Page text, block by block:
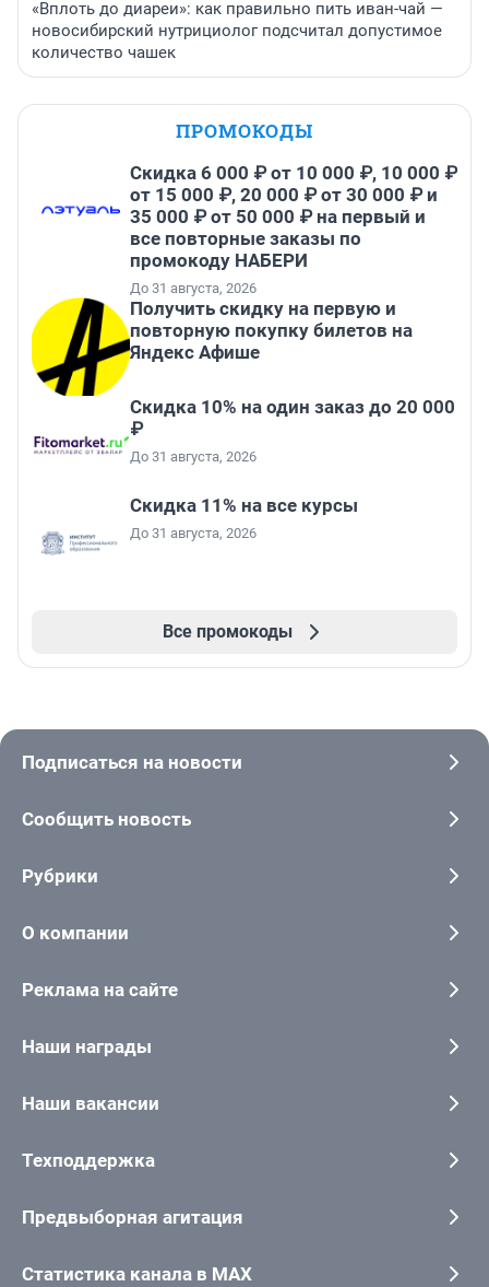
«Вплоть до диареи»: как правильно пить иван-чай —
новосибирский нутрициолог подсчитал допустимое
количество чашек
ПРОМОКОДЫ
Скидка 6 000 ₽ от 10 000 ₽, 10 000 ₽
от 15 000 ₽, 20 000 ₽ от 30 000 ₽ и
35 000 ₽ от 50 000 ₽ на первый и
все повторные заказы по
промокоду НАБЕРИ
До 31 августа, 2026
Получить скидку на первую и
повторную покупку билетов на
Яндекс Афише
Скидка 10% на один заказ до 20 000
₽
До 31 августа, 2026
Скидка 11% на все курсы
До 31 августа, 2026
Все промокоды
Подписаться на новости
Сообщить новость
Рубрики
О компании
Реклама на сайте
Наши награды
Наши вакансии
Техподдержка
Предвыборная агитация
Статистика канала в MAX